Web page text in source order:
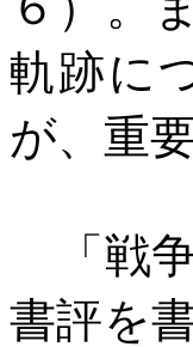
軌跡に
が、重
「戦
書評を